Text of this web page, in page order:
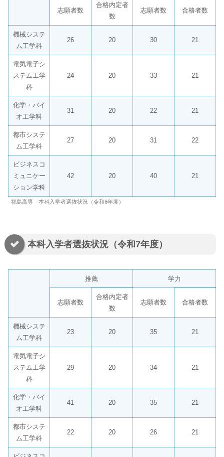
志願者数
合格内定者
数
志願者数 合格者数
機械システ
ム工学科
26 20 30 21
電気電子シ
ステム工学
科
24 20 33 21
化学・バイ
オ工学科
31 20 22 21
都市システ
ム工学科
27 20 31 22
ビジネスコ
ミュニケー
ション学科
42 20 40 21
福島高専 本科入学者選抜状況（令和6年度）
本科入学者選抜状況（令和7年度）
推薦 学力
志願者数
合格内定者
数
志願者数 合格者数
機械システ
ム工学科
23 20 35 21
電気電子シ
ステム工学
科
29 20 34 21
化学・バイ
オ工学科
41 20 35 21
都市システ
ム工学科
22 20 26 21